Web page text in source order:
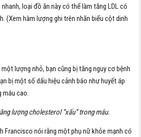
loại đồ ăn này có thể làm tăng LDL có
(Xem hàm lượng ghi trên nhãn biểu cột dinh
lượng nhỏ, bạn cũng bị tăng nguy cơ bệnh
bị một số dấu hiệu cảnh báo như huyết áp
máu cao.
lượng cholesterol “xấu” trong máu.
Francisco nói rằng một phụ nữ khỏe mạnh có